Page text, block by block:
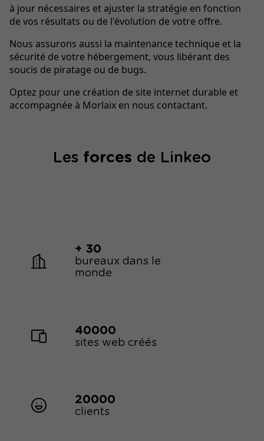
à jour nécessaires et ajuster la stratégie en fonction
de vos résultats ou de l'évolution de votre offre.
Nous assurons aussi la maintenance technique et la
sécurité de votre hébergement, vous libérant des
soucis de piratage ou de bugs.
Optez pour une création de site internet durable et
accompagnée à Morlaix en nous contactant.
Les forces de Linkeo
+ 30
bureaux dans le
monde
40000
sites web créés
20000
clients